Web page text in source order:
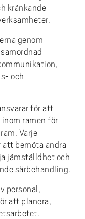
kränkande
genom
och
för att
ramen för
Varje
att bemöta andra
jämställdhet och
särbehandling.
personal,
att planera,